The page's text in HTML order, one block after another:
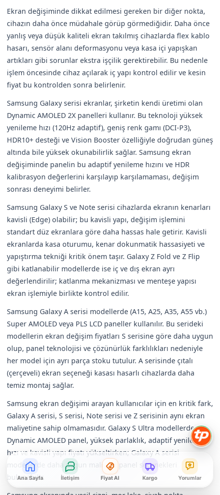
Ekran değişiminde dikkat edilmesi gereken bir diğer nokta,
cihazın daha önce müdahale görüp görmediğidir. Daha önce
yanlış veya düşük kaliteli ekran takılmış cihazlarda flex kablo
hasarı, sensör alanı deformasyonu veya kasa içi yapışkan
artıkları gibi sorunlar ekstra işçilik gerektirebilir. Bu nedenle
işlem öncesinde cihaz açılarak iç yapı kontrol edilir ve kesin
fiyat bu kontrolden sonra belirlenir.
Samsung Galaxy serisi ekranlar, şirketin kendi üretimi olan
Dynamic AMOLED 2X panelleri kullanır. Bu teknoloji yüksek
yenileme hızı (120Hz adaptif), geniş renk gamı (DCI-P3),
HDR10+ desteği ve Vision Booster özelliğiyle doğrudan güneş
altında bile yüksek okunabilirlik sağlar. Samsung ekran
değişiminde panelin bu adaptif yenileme hızını ve HDR
kalibrasyon değerlerini karşılayıp karşılamaması, değişim
sonrası deneyimi belirler.
Samsung Galaxy S ve Note serisi cihazlarda ekranın kenarları
kavisli (Edge) olabilir; bu kavisli yapı, değişim işlemini
standart düz ekranlara göre daha hassas hale getirir. Kavisli
ekranlarda kasa oturumu, kenar dokunmatik hassasiyeti ve
yapıştırma tekniği kritik önem taşır. Galaxy Z Fold ve Z Flip
gibi katlanabilir modellerde ise iç ve dış ekran ayrı
değerlendirilir; katlanma mekanizması ve menteşe yapısı
ekran işlemiyle birlikte kontrol edilir.
Samsung Galaxy A serisi modellerde (A15, A25, A35, A55 vb.)
Super AMOLED veya PLS LCD paneller kullanılır. Bu serideki
modellerin ekran değişim fiyatları S serisine göre daha uygun
olup, panel teknolojisi ve çözünürlük farklılıkları nedeniyle
her model için ayrı parça stoku tutulur. A serisinde çıtalı
(çerçeveli) ekran seçeneği kasası hasarlı cihazlarda daha
temiz montaj sağlar.
Samsung ekran değişimi arayan kullanıcılar için en kritik fark,
Galaxy A serisi, S serisi, Note serisi ve Z serisinin aynı ekran
maliyetine sahip olmamasıdır. Galaxy S Ultra modellerde
Dynamic AMOLED panel, yüksek parlaklık, adaptif yenileme
hızı ve kavisli yapı fiyatı yükseltirken; Galaxy A serisi
modellerde daha uygun maliyetli panel seçenekleri
bulunabilir.
Ana Sayfa İletişim Fiyat Al Kargo Yorumlar